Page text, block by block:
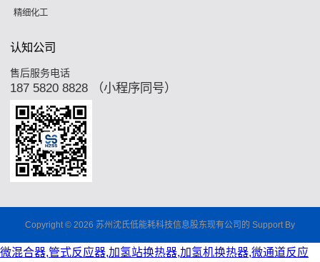
精细化工
认知公司
售后服务电话
187 5820 8828 （小程序同号）
Copyright © 2026 苏州沈氏低能耗科技信息股东现有公司的 Support By
微混合器,管式反应器,加氢站换热器,加氢机换热器,微通道反应